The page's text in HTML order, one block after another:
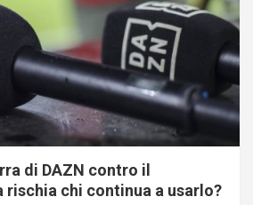
di DAZN contro il
rischia chi continua a usarlo?